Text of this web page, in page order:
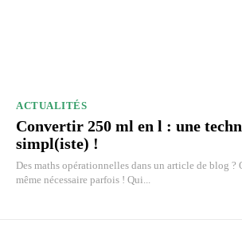
ACTUALITÉS
Convertir 250 ml en l : une
simpl(iste) !
Des maths opérationnelles dans un article de blog ?
même nécessaire parfois ! Qui...